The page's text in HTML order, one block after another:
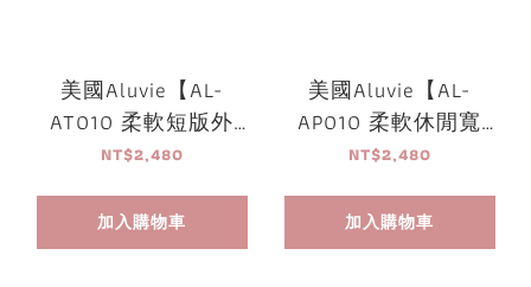
美國Aluvie【AL-
AT010 柔軟短版外
套】
NT$2,480
加入購物車
美國Aluvie【AL-
AP010 柔軟休閒寬
褲】
NT$2,480
加入購物車